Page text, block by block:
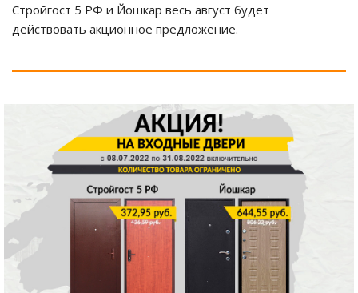
Стройгост 5 РФ и Йошкар весь август будет
действовать акционное предложение.